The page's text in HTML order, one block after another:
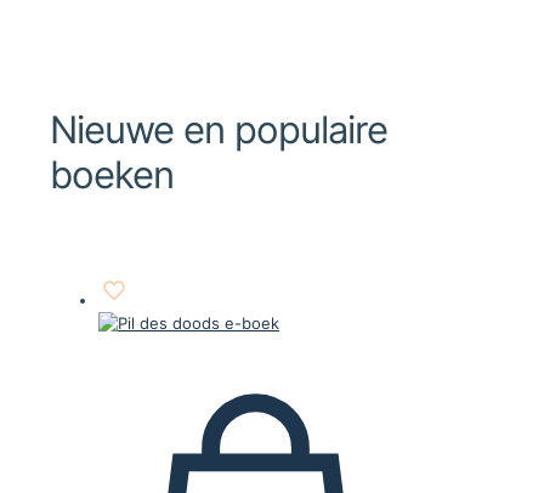
Nieuwe en populaire
boeken